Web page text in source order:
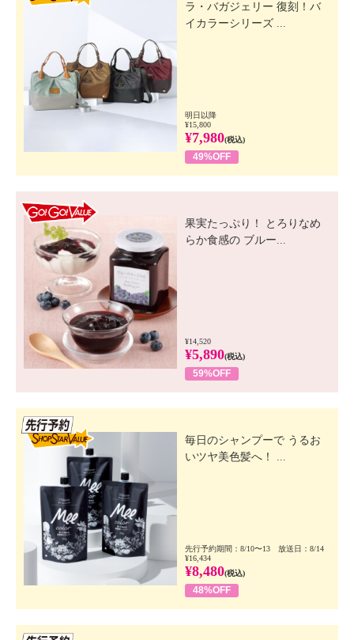
ラ・バガジェリー 復刻！バ
イカラーシリーズ ...
明日以降
¥15,800
¥7,980(税込)
49%OFF
果実たっぷり！ とろりなめ
らか食感の ブルー...
¥14,520
¥5,890(税込)
59%OFF
毎日のシャンプーで うるお
いツヤ美色髪へ！ ...
先行予約期間：8/10〜13 放送日：8/14
¥16,434
¥8,480(税込)
48%OFF